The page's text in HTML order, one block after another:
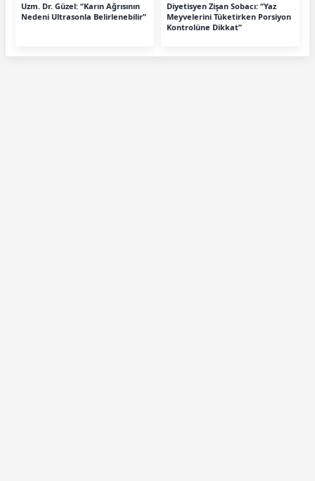
Uzm. Dr. Güzel: “Karın Ağrısının
Nedeni Ultrasonla Belirlenebilir”
Diyetisyen Zişan Sobacı: “Yaz
Meyvelerini Tüketirken Porsiyon
Kontrolüne Dikkat”